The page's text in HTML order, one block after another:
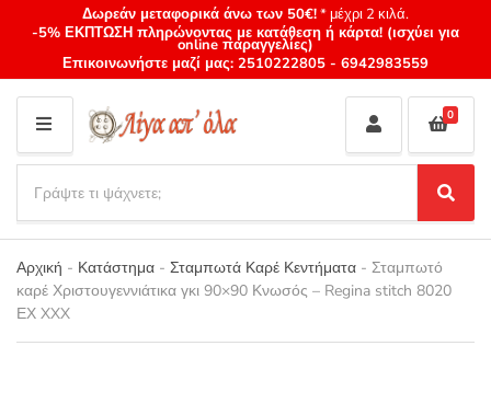
Δωρεάν μεταφορικά άνω των 50€!* μέχρι 2 κιλά.
-5% ΕΚΠΤΩΣΗ πληρώνοντας με κατάθεση ή κάρτα! (ισχύει για
online παραγγελίες)
Επικοινωνήστε μαζί μας: 2510222805 - 6942983559
M
E
N
U
Category
name
a
r
c
h
p
r
S
e
a
c
0
Αρχική - Κατάστημα - Σταμπωτά Καρέ Κεντήματα - Σταμπωτό
καρέ Χριστουγεννιάτικα γκι 90×90 Κνωσός – Regina stitch 8020
ΕΧ XXX